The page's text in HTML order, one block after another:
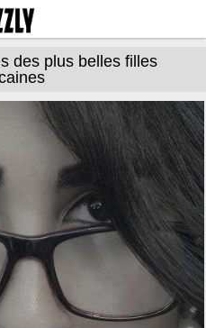
des plus belles filles